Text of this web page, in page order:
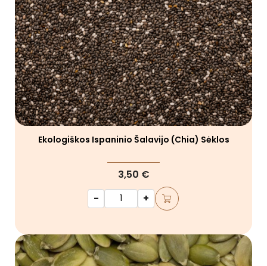
Ekologiškos Ispaninio Šalavijo (chia) Sėklos
3,50 €
-
+